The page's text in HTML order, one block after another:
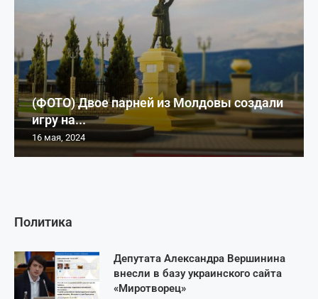
Политика
Депутата Александра Вершинина
внесли в базу украинского сайта
«Миротворец»
(ФОТО) Двое парней из Молдовы создали
игру на...
16 мая, 2024